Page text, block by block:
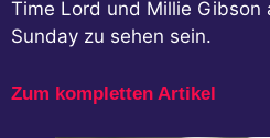
Time Lord und Millie Gibson
Sunday zu sehen sein.
Zum kompletten Artikel